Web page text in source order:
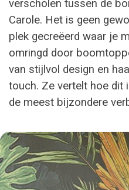
verscholen tussen de
Carole. Het is geen
plek gecreëerd waar je
omringd door
van stijlvol design en
touch. Ze vertelt hoe dit
de meest bijzondere